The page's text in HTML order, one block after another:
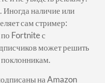
Иногда наличие или
сам стример:
Fortnite с
может решить
на Amazon